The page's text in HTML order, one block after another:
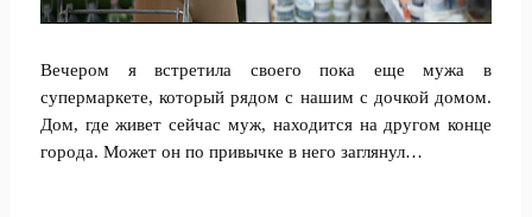
Вечером я встретила своего пока еще мужа в
супермаркете, который рядом с нашим с дочкой домом.
Дом, где живет сейчас муж, находится на другом конце
города. Может он по привычке в него заглянул…